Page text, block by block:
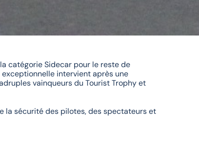
catégorie Sidecar pour le reste de
intervient après une
vainqueurs du Tourist Trophy et
la sécurité des pilotes, des spectateurs et